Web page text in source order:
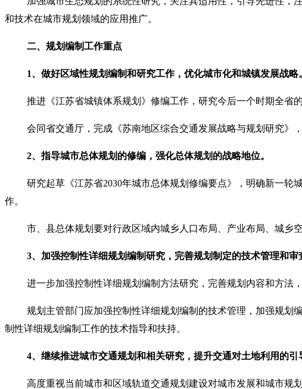
和技术在城市规划领域的应用推广。
二、规划编制工作重点
1、做好区域性规划编制和研究工作，优化城市化和城镇发展战略
推进《江苏省城镇体系规划》修编工作，研究今后一个时期全省
会同省交通厅，完成《苏南地区综合交通发展战略与规划研究》
2、指导城市总体规划的修编，强化总体规划的战略地位。
研究起草《江苏省2030年城市总体规划修编要点》，明确新一
作。
市、县总体规划要对行政区域内城乡人口布局、产业布局、城乡
3、加强控制性详细规划编制研究，完善规划制定的技术管理和审
进一步加强控制性详细规划编制方法研究，完善规划内容和方法
规划主管部门应加强控制性详细规划编制的技术管理，加强规划
制性详细规划编制工作的技术指导和扶持。
4、继续推进城市交通规划和相关研究，提升交通对土地利用的引
高度重视当前城市和区域轨道交通规划建设对城市发展和城市规